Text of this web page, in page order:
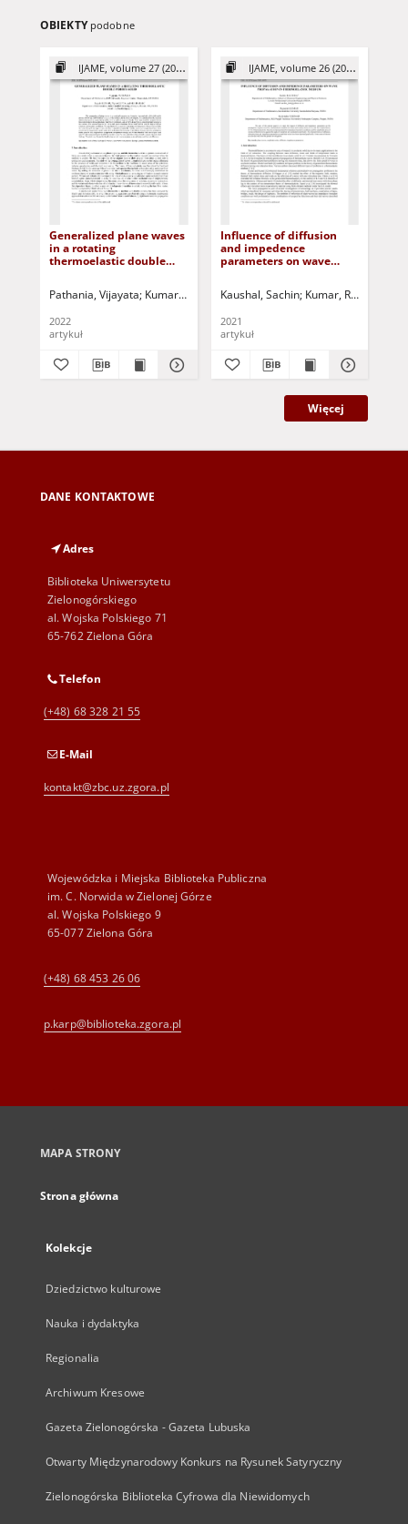
OBIEKTY podobne
IJAME, volume 27 (2022)
Generalized plane waves
in a rotating
thermoelastic double
Pathania, Vijayata Kumar, Rajesh Gupta, Vipin Barak, M.S. Jurczak,
2022
artykuł
IJAME, volume 26 (2021)
Influence of diffusion
and impedence
parameters on wave
Kaushal, Sachin Kumar, Rajneesh
2021
artykuł
Więcej
DANE KONTAKTOWE
Adres
Biblioteka Uniwersytetu
Zielonogórskiego
al. Wojska Polskiego 71
65-762 Zielona Góra
Telefon
(+48) 68 328 21 55
E-Mail
kontakt@zbc.uz.zgora.pl
Wojewódzka i Miejska Biblioteka Publiczna
im. C. Norwida w Zielonej Górze
al. Wojska Polskiego 9
65-077 Zielona Góra
(+48) 68 453 26 06
p.karp@biblioteka.zgora.pl
MAPA STRONY
Strona główna
Kolekcje
Dziedzictwo kulturowe
Nauka i dydaktyka
Regionalia
Archiwum Kresowe
Gazeta Zielonogórska - Gazeta Lubuska
Otwarty Międzynarodowy Konkurs na Rysunek Satyryczny
Zielonogórska Biblioteka Cyfrowa dla Niewidomych